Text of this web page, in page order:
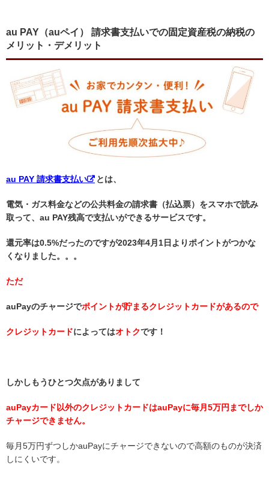
au PAY（auペイ） 請求書支払いでの固定資産税の納税の
メリット・デメリット
au PAY 請求書支払い とは、
電気・ガス料金などの公共料金の請求書（払込票）をスマホで読み
取って、au PAY残高で支払いができるサービスです。
還元率は0.5%だったのですが2023年4月1日よりポイントがつかな
くなりました。。。
ただ
auPayのチャージでポイントが貯まるクレジットカードがあるので
クレジットカードによってはオトクです！
しかしもうひとつ欠点がありまして
auPayカード以外のクレジットカードはauPayに毎月5万円までしか
チャージできません。
毎月5万円ずつしかauPayにチャージできないので高額のものが決済
しにくいです。